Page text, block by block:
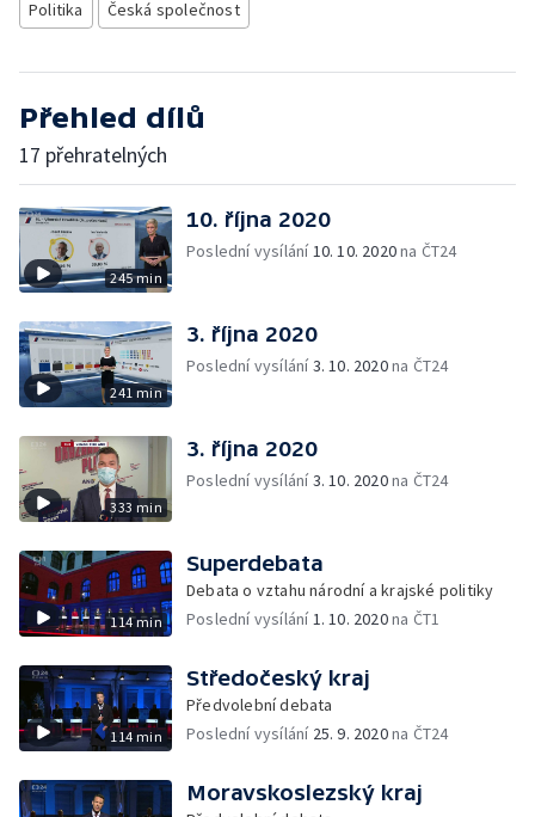
Politika
Česká společnost
Přehled dílů
17 přehratelných
245 min
10. října 2020
Poslední vysílání10. 10. 2020na ČT24
241 min
3. října 2020
Poslední vysílání3. 10. 2020na ČT24
333 min
3. října 2020
Poslední vysílání3. 10. 2020na ČT24
114 min
Superdebata
Debata o vztahu národní a krajské politiky
Poslední vysílání1. 10. 2020na ČT1
114 min
Středočeský kraj
Předvolební debata
Poslední vysílání 25. 9. 2020na ČT24
Moravskoslezský kraj